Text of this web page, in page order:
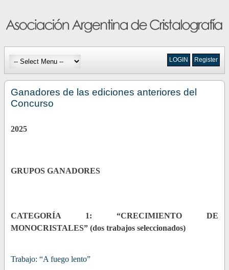
Register
LOGIN
Ganadores de las ediciones anteriores del
Concurso
2025
GRUPOS GANADORES
CATEGORÍA 1: “CRECIMIENTO DE
MONOCRISTALES” (dos trabajos seleccionados)
Trabajo: “A fuego lento”